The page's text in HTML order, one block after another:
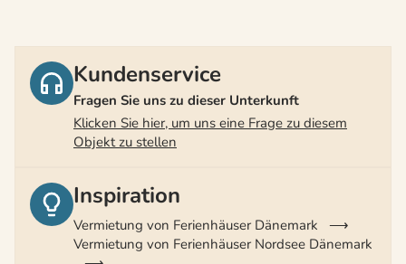
Kundenservice
Fragen Sie uns zu dieser Unterkunft
Klicken Sie hier, um uns eine Frage zu diesem
Objekt zu stellen
Inspiration
Vermietung von Ferienhäuser Dänemark
Vermietung von Ferienhäuser Nordsee Dänemark